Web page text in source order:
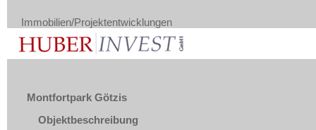
Immobilien/Projektentwicklungen
Montfortpark Götzis
Objektbeschreibung